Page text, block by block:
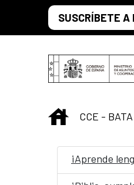
Saut au contenu principal
SUSCRÍBETE A
INICIO
CCE - BATA
¡Aprende